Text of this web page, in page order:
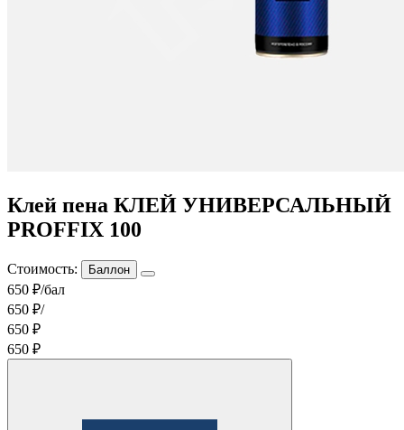
Клей пена КЛЕЙ УНИВЕРСАЛЬНЫЙ
PROFFIX 100
Стоимость: Баллон
650 ₽/бал
650 ₽/
650 ₽
650 ₽